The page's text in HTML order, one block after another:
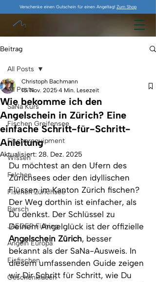
Verschenke einen Gutschein für einen Angeltag! Zum Shop
Beitrag
All Posts
SaNa Kurs
Fischen Greifensee
Fischerequipment
Wissen
Felchen
Fischen Zürichsee
Barsch
JAEGER Fishing
Angeln Europa
Eisfischen
Geschenkideen
All Posts
Wie bekomme ich den
Angelschein in Zürich? Eine
einfache Schritt-für-Schritt-
Anleitung
Christoph Bachmann
15. Nov. 2025 4 Min. Lesezeit
Aktualisiert: 28. Dez. 2025
Du möchtest an den Ufern des
Zürichsees oder den idyllischen
Flüssen im Kanton Zürich fischen?
Der Weg dorthin ist einfacher, als
Du denkst. Der Schlüssel zu
Deinem Angelglück ist der offizielle
Angelschein Zürich, besser
bekannt als der SaNa-Ausweis. In
diesem umfassenden Guide zeigen
wir Dir Schritt für Schritt, wie Du